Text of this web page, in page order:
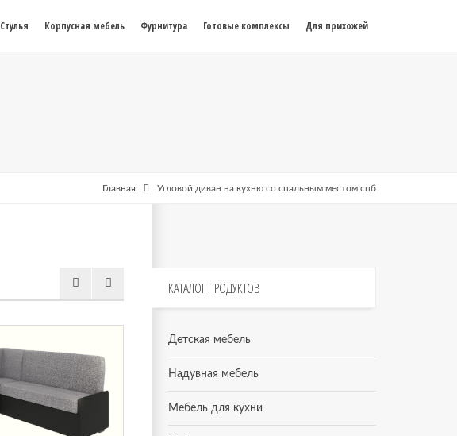
Стулья Корпусная мебель Фурнитура Готовые комплексы Для прихожей
Главная Угловой диван на кухню со спальным местом спб
КАТАЛОГПРОДУКТОВ
Детская мебель
Надувная мебель
Мебель для кухни